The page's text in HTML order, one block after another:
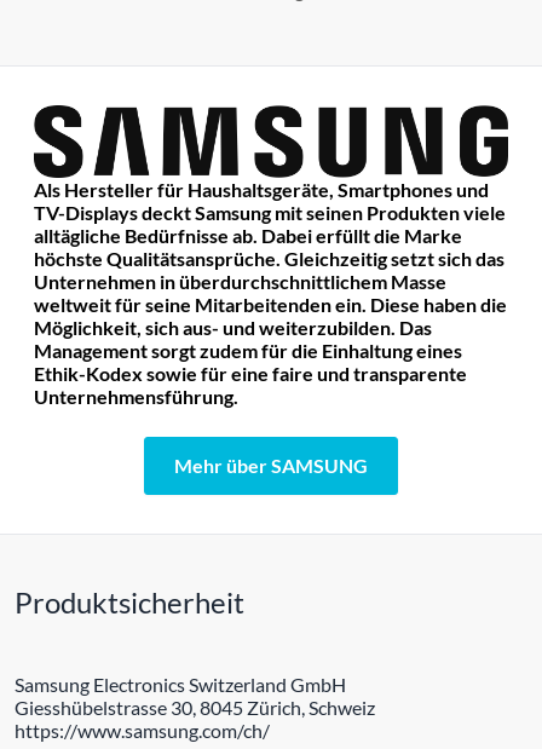
Als Hersteller für Haushaltsgeräte, Smartphones und
TV-Displays deckt Samsung mit seinen Produkten viele
alltägliche Bedürfnisse ab. Dabei erfüllt die Marke
höchste Qualitätsansprüche. Gleichzeitig setzt sich das
Unternehmen in überdurchschnittlichem Masse
weltweit für seine Mitarbeitenden ein. Diese haben die
Möglichkeit, sich aus- und weiterzubilden. Das
Management sorgt zudem für die Einhaltung eines
Ethik-Kodex sowie für eine faire und transparente
Unternehmensführung.
Mehr über SAMSUNG
Produktsicherheit
Samsung Electronics Switzerland GmbH
Giesshübelstrasse 30, 8045 Zürich, Schweiz
https://www.samsung.com/ch/